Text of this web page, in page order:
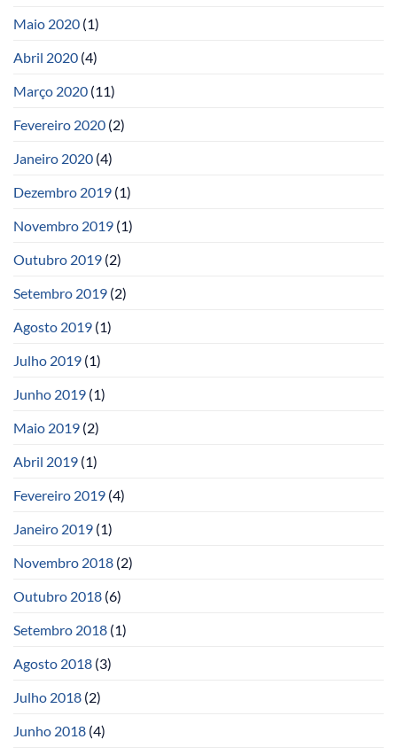
Maio 2020 (1)
Abril 2020 (4)
Março 2020 (11)
Fevereiro 2020 (2)
Janeiro 2020 (4)
Dezembro 2019 (1)
Novembro 2019 (1)
Outubro 2019 (2)
Setembro 2019 (2)
Agosto 2019 (1)
Julho 2019 (1)
Junho 2019 (1)
Maio 2019 (2)
Abril 2019 (1)
Fevereiro 2019 (4)
Janeiro 2019 (1)
Novembro 2018 (2)
Outubro 2018 (6)
Setembro 2018 (1)
Agosto 2018 (3)
Julho 2018 (2)
Junho 2018 (4)